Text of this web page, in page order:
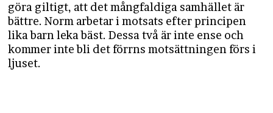
göra giltigt, att det mångfaldiga samhället är
bättre. Norm arbetar i motsats efter principen
lika barn leka bäst. Dessa två är inte ense och
kommer inte bli det förrns motsättningen förs i
ljuset.